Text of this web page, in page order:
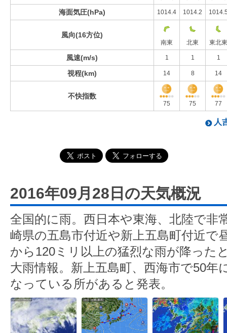
海面気圧(hPa) 1014.4 1014.2
風向(16方位)
南東 北東 東北東
風速(m/s) 1 1 1
視程(km) 14 8 14
不快指数
75 75 77
人
2016年09月28日の天気概況
全国的に雨。西日本や東海、北陸で非
崎県の五島市付近や新上五島町付近で
から120ミリ以上の猛烈な雨が降った
大雨情報。新上五島町、西海市で50年
なっている所があると発表。